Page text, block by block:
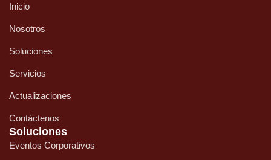
Inicio
Nosotros
Soluciones
Servicios
Actualizaciones
Contáctenos
Soluciones
Eventos Corporativos